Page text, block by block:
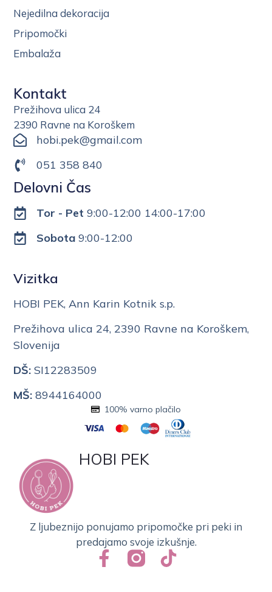
Nejedilna dekoracija
Pripomočki
Embalaža
Kontakt
Prežihova ulica 24
2390 Ravne na Koroškem
hobi.pek@gmail.com
051 358 840
Delovni Čas
Tor - Pet 9:00-12:00 14:00-17:00
Sobota9:00-12:00
Vizitka
HOBI PEK, Ann Karin Kotnik s.p.
Prežihova ulica 24, 2390 Ravne na Koroškem,
Slovenija
DŠ: SI12283509
MŠ: 8944164000
HOBI PEK
Z ljubeznijo ponujamo pripomočke pri peki in
predajamo svoje izkušnje.
100% varno plačilo